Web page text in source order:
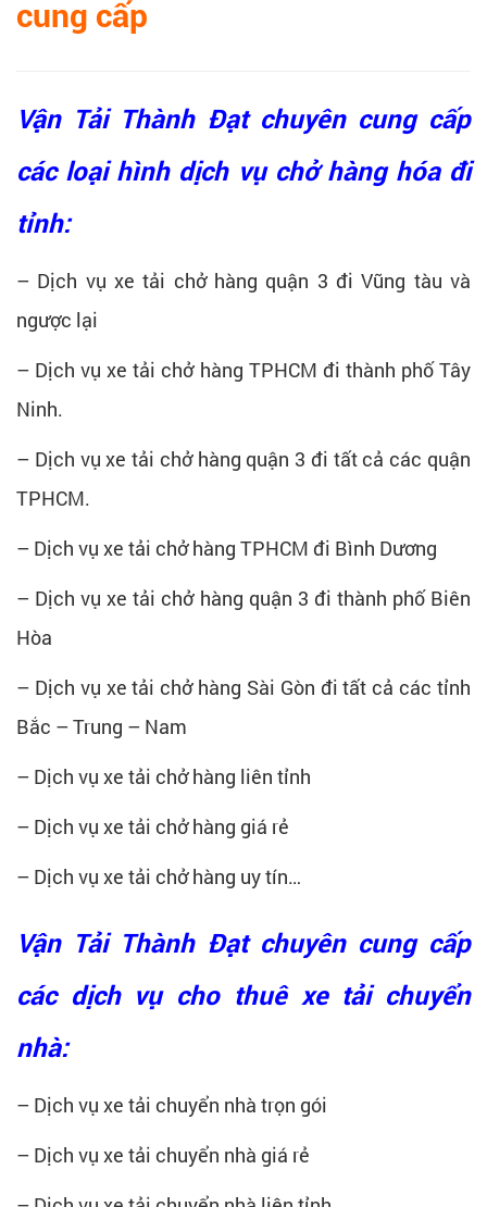
cung cấp
Vận Tải Thành Đạt chuyên cung cấp
các loại hình dịch vụ chở hàng hóa đi
tỉnh:
– Dịch vụ xe tải chở hàng quận 3 đi Vũng tàu và
ngược lại
– Dịch vụ xe tải chở hàng TPHCM đi thành phố Tây
Ninh.
– Dịch vụ xe tải chở hàng quận 3 đi tất cả các quận
TPHCM.
– Dịch vụ xe tải chở hàng TPHCM đi Bình Dương
– Dịch vụ xe tải chở hàng quận 3 đi thành phố Biên
Hòa
– Dịch vụ xe tải chở hàng Sài Gòn đi tất cả các tỉnh
Bắc – Trung – Nam
– Dịch vụ xe tải chở hàng liên tỉnh
– Dịch vụ xe tải chở hàng giá rẻ
– Dịch vụ xe tải chở hàng uy tín…
Vận Tải Thành Đạt chuyên cung cấp
các dịch vụ cho thuê xe tải chuyển
nhà:
– Dịch vụ xe tải chuyển nhà trọn gói
– Dịch vụ xe tải chuyển nhà giá rẻ